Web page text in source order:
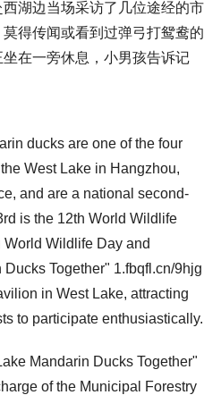
湖边当场采访了几位途经的市
得传闻或看到过弹弓打鸳鸯的
在一旁休息，小男孩告诉记
ducks are one of the four
West Lake in Hangzhou,
and are a national second-
is the 12th World Wildlife
World Wildlife Day and
Together" 1.fbqfl.cn/9hjg
in West Lake, attracting
to participate enthusiastically.
Mandarin Ducks Together"
of the Municipal Forestry